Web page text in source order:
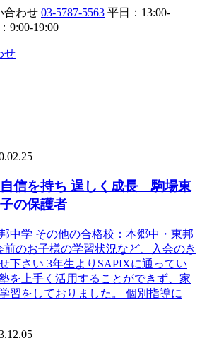
合わせ 03-5787-5563 平日：13:00-
9:00-19:00
せ
信を持ち 逞しく成長 駒場東
の保護者
中学 その他の合格校：本郷中・東邦
前のお子様の学習状況など、入会のき
下さい 3年生よりSAPIXに通ってい
を上手く活用することができず、家
習をしておりました。 個別指導に